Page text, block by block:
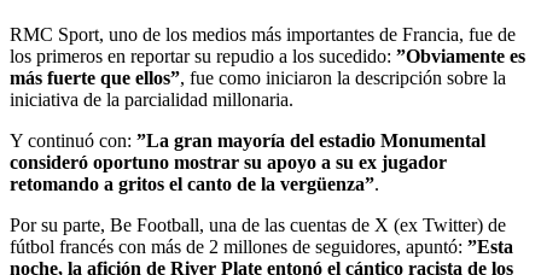
RMC Sport, uno de los medios más importantes de Francia, fue de
los primeros en reportar su repudio a los sucedido: ”Obviamente es
más fuerte que ellos”, fue como iniciaron la descripción sobre la
iniciativa de la parcialidad millonaria.
Y continuó con: ”La gran mayoría del estadio Monumental
consideró oportuno mostrar su apoyo a su ex jugador
retomando a gritos el canto de la vergüenza”.
Por su parte, Be Football, una de las cuentas de X (ex Twitter) de
fútbol francés con más de 2 millones de seguidores, apuntó: ”Esta
noche, la afición de River Plate entonó el cántico racista de los